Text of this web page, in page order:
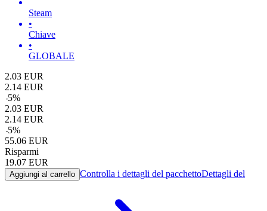
Steam
•
Chiave
•
GLOBALE
2.03 EUR
2.14 EUR
-5%
2.03 EUR
2.14 EUR
-5%
55.06 EUR
Risparmi
19.07 EUR
Aggiungi al carrello Controlla i dettagli del pacchettoDettagli del